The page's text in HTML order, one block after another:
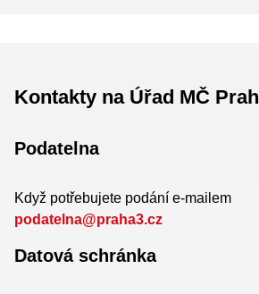
Kontakty na Úřad MČ
Podatelna
Když potřebujete podání e-mailem
podatelna@praha3.cz
Datová schránka